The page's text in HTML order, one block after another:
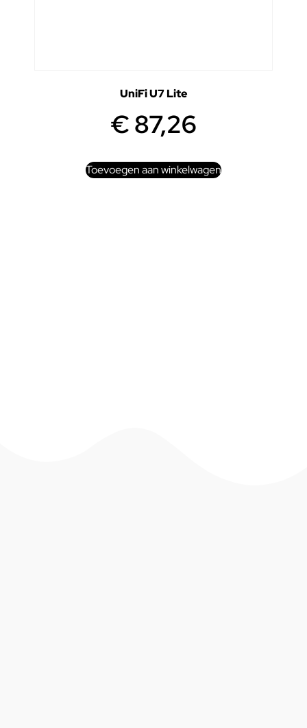
UniFi U7 Lite
€87,26
Toevoegen aan winkelwagen